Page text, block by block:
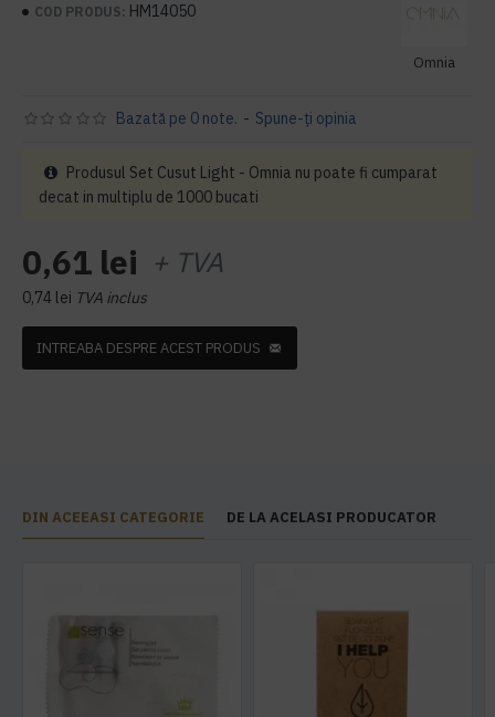
COD PRODUS: HM14050
Omnia
Bazată pe 0 note. - Spune-ţi opinia
0,61 lei + TVA
0,74 lei TVA inclus
Produsul Set Cusut Light - Omnia nu poate fi cumparat
decat in multiplu de 1000 bucati
INTREABA DESPRE ACEST PRODUS
DIN ACEEASI CATEGORIE DE LA ACELASI PRODUCATOR